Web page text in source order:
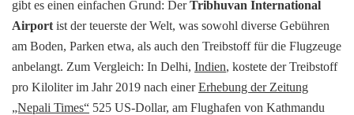
gibt es einen einfachen Grund: DerTribhuvan International
Airport ist der teuerste der Welt, was sowohl diverse Gebühren
am Boden, Parken etwa, als auch den Treibstoff für die Flugzeuge
anbelangt. Zum Vergleich: In Delhi, Indien, kostete der Treibstoff
pro Kiloliter im Jahr 2019 nach einerErhebung der Zeitung
„Nepali Times“ 525 US-Dollar, am Flughafen von Kathmandu